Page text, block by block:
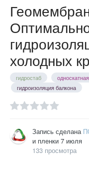
холодных
гидростаб
гидроизоляция балкона
Запись сделана
и пленки 7 июля
133 просмотра